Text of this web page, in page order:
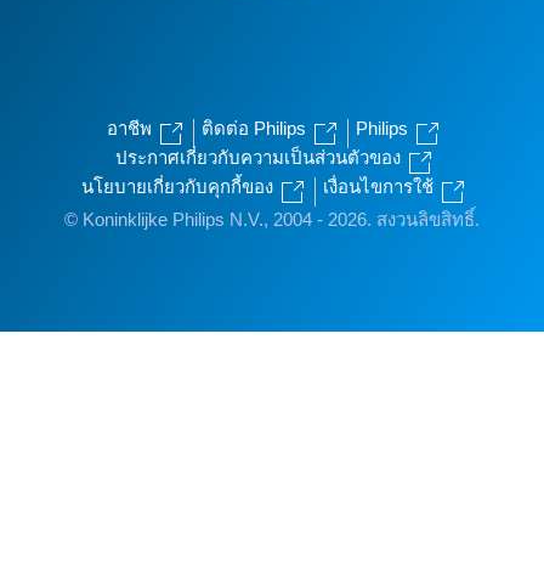
อาชีพ ติดต่อ Philips
Philips
ประกาศเกี่ยวกับความเป็นส่วนตัวของ
นโยบายเกี่ยวกับคุกกี้ของ
เงื่อนไขการใช้
© Koninklijke Philips N.V., 2004 - 2026. สงวนลิขสิทธิ์.